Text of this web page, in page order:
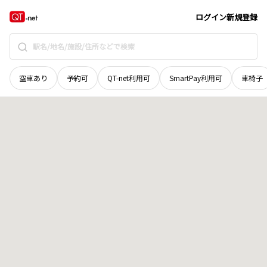
ログイン新規登録
空車あり 予約可 QT-net利用可 SmartPay利用可 車椅子
北海道